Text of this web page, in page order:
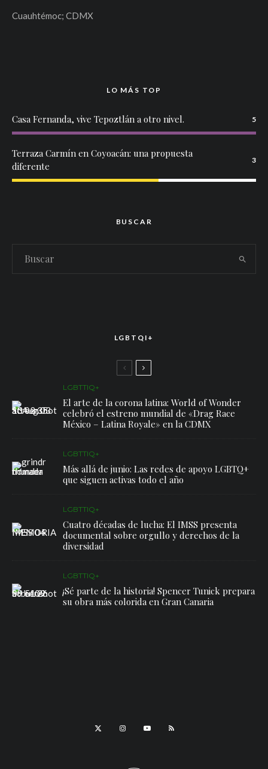
Cuauhtémoc; CDMX
LO MÁS TOP
Casa Fernanda, vive Tepoztlán a otro nivel. 5
Terraza Carmín en Coyoacán: una propuesta
diferente
3
BUSCAR
LGBTQI+
LGBTTIQ+
El arte de la corona latina: World of Wonder
celebró el estreno mundial de «Drag Race
México – Latina Royale» en la CDMX
LGBTTIQ+
Más allá de junio: Las redes de apoyo LGBTQ+
que siguen activas todo el año
LGBTTIQ+
Cuatro décadas de lucha: El IMSS presenta
documental sobre orgullo y derechos de la
diversidad
LGBTTIQ+
¡Sé parte de la historia! Spencer Tunick prepara
su obra más colorida en Gran Canaria